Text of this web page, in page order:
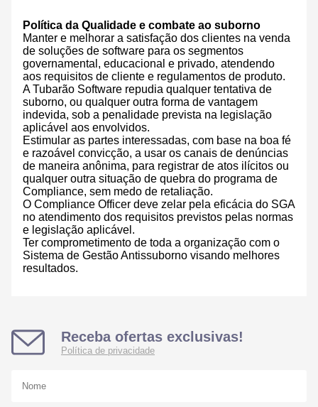
Política da Qualidade e combate ao suborno
Manter e melhorar a satisfação dos clientes na venda
de soluções de software para os segmentos
governamental, educacional e privado, atendendo
aos requisitos de cliente e regulamentos de produto.
A Tubarão Software repudia qualquer tentativa de
suborno, ou qualquer outra forma de vantagem
indevida, sob a penalidade prevista na legislação
aplicável aos envolvidos.
Estimular as partes interessadas, com base na boa fé
e razoável convicção, a usar os canais de denúncias
de maneira anônima, para registrar de atos ilícitos ou
qualquer outra situação de quebra do programa de
Compliance, sem medo de retaliação.
O Compliance Officer deve zelar pela eficácia do SGA
no atendimento dos requisitos previstos pelas normas
e legislação aplicável.
Ter comprometimento de toda a organização com o
Sistema de Gestão Antissuborno visando melhores
resultados.
Receba ofertas exclusivas!
Política de privacidade